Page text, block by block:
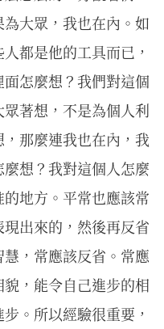
大眾，我也在內。如
都是他的工具而已，
怎麼想？我們對這個
著想，不是為個人利
那麼連我也在內，我
想？我對這個人怎麼
地方。平常也應該常
出來的，然後再反省
，常應該反省。常應
，能令自己進步的相
。所以經驗很重要，